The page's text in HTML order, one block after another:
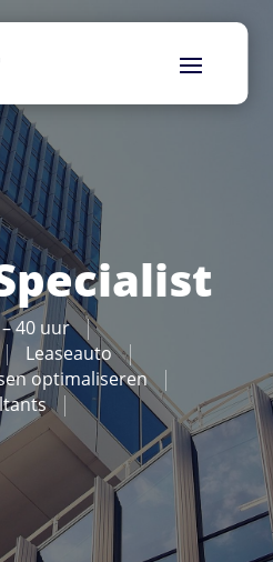
40 uur
Leaseauto
optimaliseren